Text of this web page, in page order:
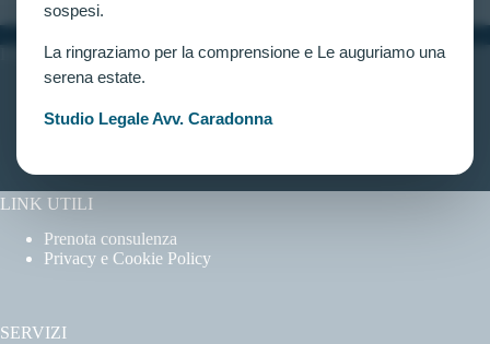
sospesi.
La ringraziamo per la comprensione e Le auguriamo una
serena estate.
Studio Legale Avv. Caradonna
INFORMAZIONI
Chi siamo
Contatti
LINK UTILI
Prenota consulenza
Privacy e Cookie Policy
SERVIZI